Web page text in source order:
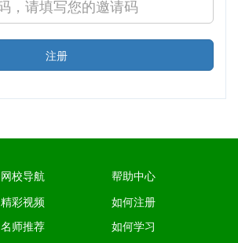
注册
网校导航
精彩视频
名师推荐
帮助中心
如何注册
如何学习